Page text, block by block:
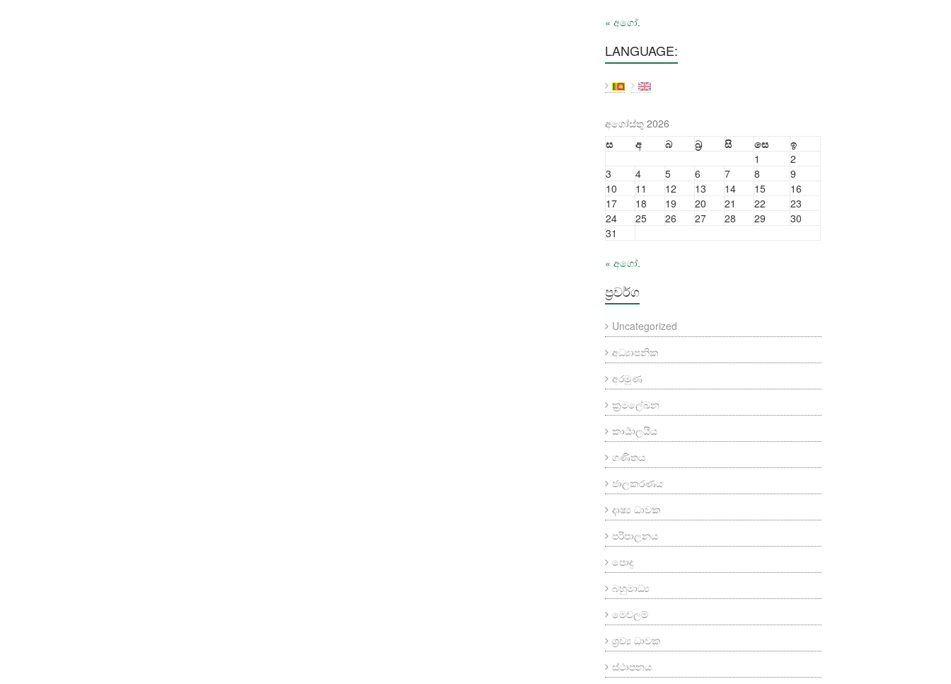
« අගෝ.
LANGUAGE:
අගෝස්තු 2026
ස
අ බ බ්‍ර සි සෙ
ඉ
1
2
3
4 5 6 7 8
9
10
11 12 13 14 15
16
17
18 19 20 21 22
23
24
25 26 27 28 29
30
31
« අගෝ.
ප්‍රවර්ග
Uncategorized
අධ්‍යාපනික
අරමුණ
ක්‍රමලේඛන
කාර්‍යාලයීය
ගණිතය
ජාලකරණය
දෘෂ්‍ය ධාවක
පරිපාලනය
පොදු
බහුමාධ්‍ය
මෙවලම්
ශ්‍රව්‍ය ධාවක
ස්ථාපනය